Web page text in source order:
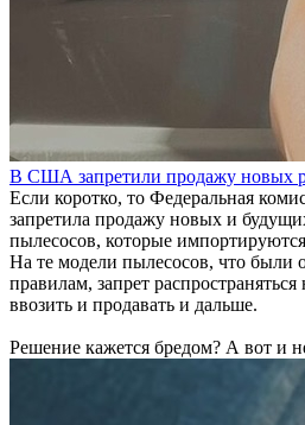
В США запретили продажу новых
Если коротко, то Федеральная
запретила продажу новых и
пылесосов, которые
На те модели пылесосов, что были
правилам, запрет
ввозить и продавать и дальше.
Решение кажется бредом? А вот и